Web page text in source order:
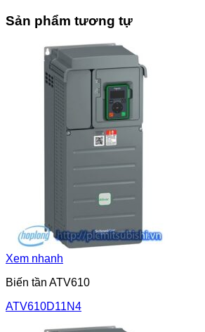
Sản phẩm tương tự
Xem nhanh
Biến tần ATV610
ATV610D11N4